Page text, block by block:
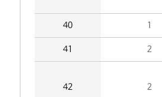
40 1
41 2
42 2